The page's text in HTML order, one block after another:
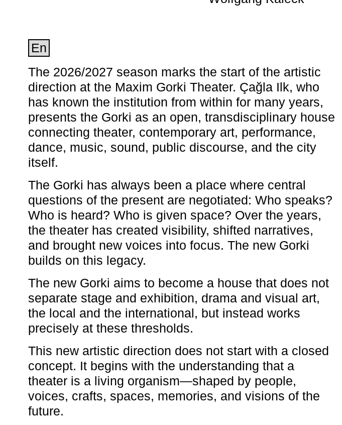
En
The 2026/2027 season marks the start of the artistic
direction at the Maxim Gorki Theater. Çağla Ilk, who
has known the institution from within for many years,
presents the Gorki as an open, transdisciplinary house
connecting theater, contemporary art, performance,
dance, music, sound, public discourse, and the city
itself.
The Gorki has always been a place where central
questions of the present are negotiated: Who speaks?
Who is heard? Who is given space? Over the years,
the theater has created visibility, shifted narratives,
and brought new voices into focus. The new Gorki
builds on this legacy.
The new Gorki aims to become a house that does not
separate stage and exhibition, drama and visual art,
the local and the international, but instead works
precisely at these thresholds.
This new artistic direction does not start with a closed
concept. It begins with the understanding that a
theater is a living organism—shaped by people,
voices, crafts, spaces, memories, and visions of the
future.